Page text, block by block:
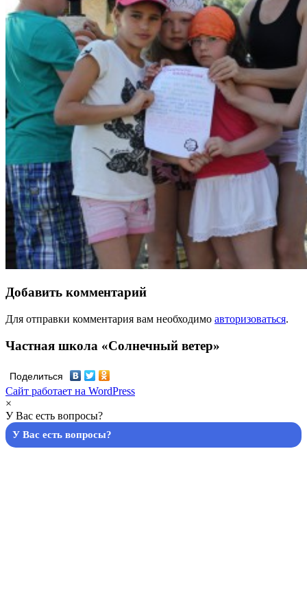
Добавить комментарий
Для отправки комментария вам необходимо авторизоваться.
Частная школа «Солнечный ветер»
Поделиться
Сайт работает на WordPress
×
У Вас есть вопросы?
У Вас есть вопросы?